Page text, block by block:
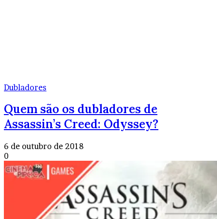
Dubladores
Quem são os dubladores de
Assassin’s Creed: Odyssey?
6 de outubro de 2018
0